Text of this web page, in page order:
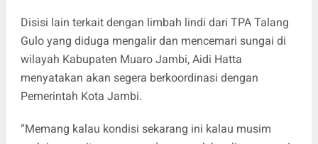
Disisi lain terkait dengan limbah lindi dari TPA Talang
Gulo yang diduga mengalir dan mencemari sungai di
wilayah Kabupaten Muaro Jambi, Aidi Hatta
menyatakan akan segera berkoordinasi dengan
Pemerintah Kota Jambi.
“Memang kalau kondisi sekarang ini kalau musim